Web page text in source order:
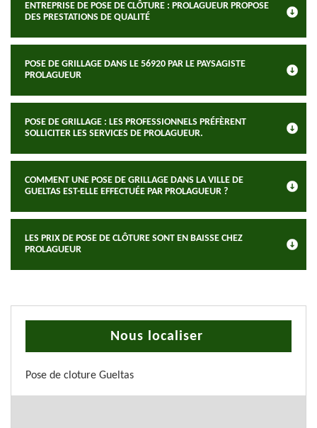
ENTREPRISE DE POSE DE CLÔTURE : PROLAGUEUR PROPOSE
DES PRESTATIONS DE QUALITÉ
POSE DE GRILLAGE DANS LE 56920 PAR LE PAYSAGISTE
PROLAGUEUR
POSE DE GRILLAGE : LES PROFESSIONNELS PRÉFÈRENT
SOLLICITER LES SERVICES DE PROLAGUEUR.
COMMENT UNE POSE DE GRILLAGE DANS LA VILLE DE
GUELTAS EST-ELLE EFFECTUÉE PAR PROLAGUEUR ?
LES PRIX DE POSE DE CLÔTURE SONT EN BAISSE CHEZ
PROLAGUEUR
Nous localiser
Pose de cloture Gueltas